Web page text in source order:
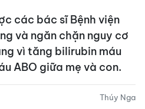
các bác sĩ Bệnh viện
và ngăn chặn nguy cơ
vì tăng bilirubin máu
ABO giữa mẹ và con.
Thúy Nga